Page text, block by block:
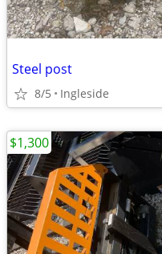
Steel post
8/5 Ingleside
$1,300